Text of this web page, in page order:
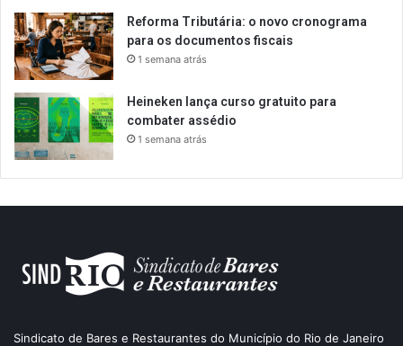
Reforma Tributária: o novo cronograma
para os documentos fiscais
1 semana atrás
Heineken lança curso gratuito para
combater assédio
1 semana atrás
Sindicato de Bares e Restaurantes do Município do Rio de Janeiro